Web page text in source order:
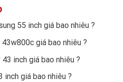
55 inch giá bao nhiêu ?
giá bao nhiêu ?
inch giá bao nhiêu ?
inch giá bao nhiêu ?